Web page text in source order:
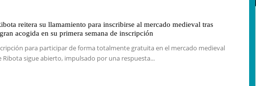
reitera su llamamiento para inscribirse al mercado medieval tras
acogida en su primera semana de inscripción
para participar de forma totalmente gratuita en el mercado medieval
Ribota sigue abierto, impulsado por una respuesta...